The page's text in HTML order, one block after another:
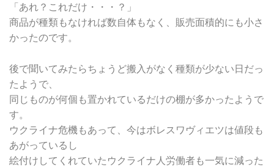
「あれ？これだけ・・・？」
商品が種類もなければ数自体もなく、販売面積的にも小さ
かったのです。
後で聞いてみたらちょうど搬入がなく種類が少ない日だっ
たようで、
同じものが何個も置かれているだけの棚が多かったようで
す。
ウクライナ危機もあって、今はボレスワヴィエツは値段も
あがっているし
絵付けしてくれていたウクライナ人労働者も一気に減った